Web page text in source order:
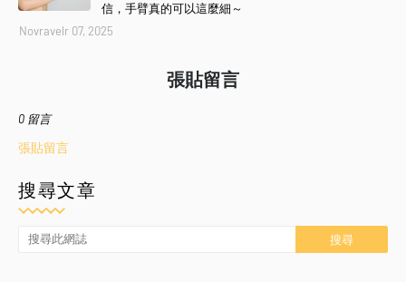
信，手臂真的可以這麼細～
Novravelr 07, 2025
張貼留言
0 留言
張貼留言
搜尋文章